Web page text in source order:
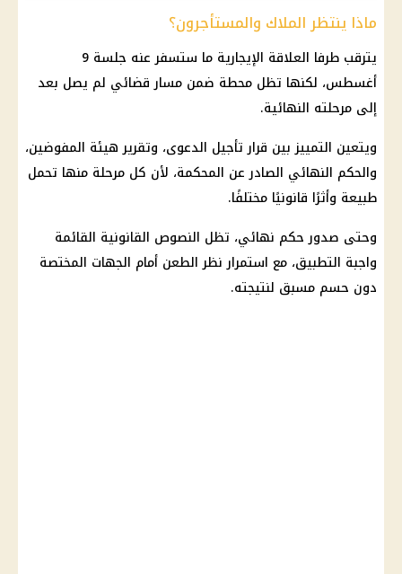
ماذا ينتظر الملاك والمستأجرون؟
يترقب طرفا العلاقة الإيجارية ما ستسفر عنه جلسة 9
أغسطس، لكنها تظل محطة ضمن مسار قضائي لم يصل بعد
إلى مرحلته النهائية.
ويتعين التمييز بين قرار تأجيل الدعوى، وتقرير هيئة المفوضين،
والحكم النهائي الصادر عن المحكمة، لأن كل مرحلة منها تحمل
طبيعة وأثرًا قانونيًا مختلفًا.
وحتى صدور حكم نهائي، تظل النصوص القانونية القائمة
واجبة التطبيق، مع استمرار نظر الطعن أمام الجهات المختصة
دون حسم مسبق لنتيجته.